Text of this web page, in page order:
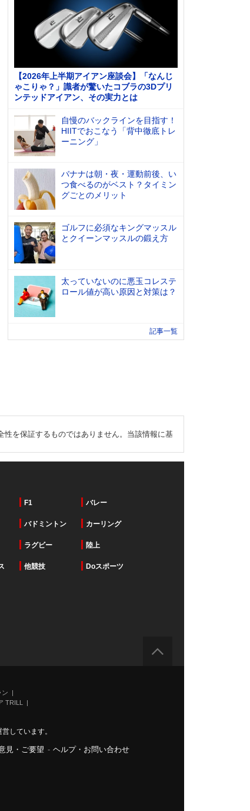
【2026年上半期アイアン座談会】「なんじ
ゃこりゃ？」識者が驚いたコブラの3Dプリ
ンテッドアイアン、その実力とは
自慢のバックラインを目指す！
HIITでおこなう「背中徹底トレ
ーニング」
バナナは朝・夜・運動前後、い
つ食べるのがベスト？タイミン
グごとのメリット
ゴルフに必須なキングマッスル
とクイーンマッスルの鍛え方
太っていないのに悪玉コレステ
ロール値が高い原因と対策は？
記事一覧
を保証するものではありません。当該情報に基
F1 バレー
バドミントン カーリング
ラグビー 陸上
他競技 Doスポーツ
TRILL
しています。
見・ご要望 - ヘルプ・お問い合わせ